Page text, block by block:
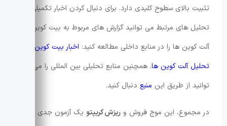
تثبیت بالای سطوح کلیدی دارد. برای دنبال کردن اخبار تکمیلی و
تحلیل های مرتبط می توانید گزارش های مربوط به بیت کوین و
آلت کوین ها را در منابع داخلی مطالعه کنید: اخبار بیت کوین
تحلیل آلت کوین ها. همچنین منابع تحلیلی بین المللی را می
توانید از طریق این منبع دنبال کنید.
در مجموع، این موج فروش و ریزش کریپتو یک آزمون جدی برای